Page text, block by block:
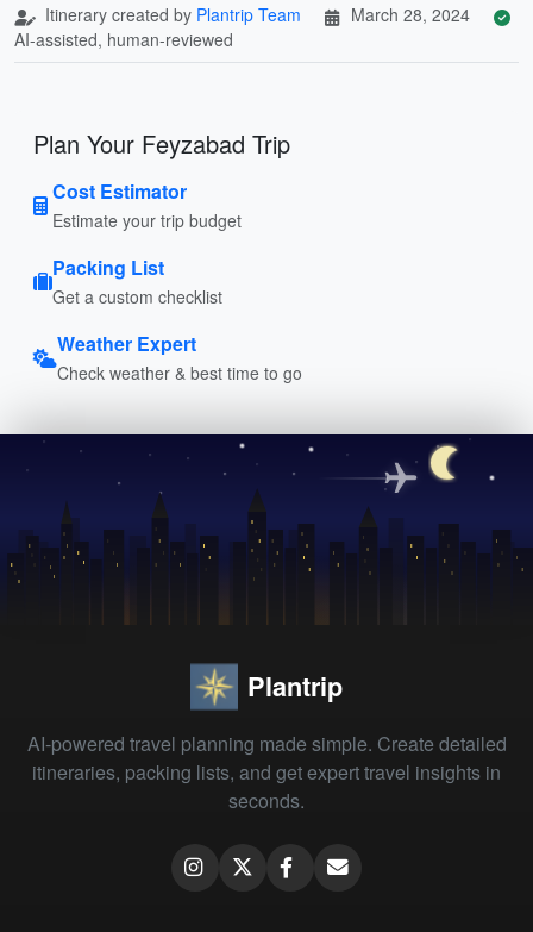
Itinerary created by Plantrip Team
March 28, 2024
AI-assisted, human-reviewed
Plan Your Feyzabad Trip
Cost Estimator
Estimate your trip budget
Packing List
Get a custom checklist
Weather Expert
Check weather & best time to go
Plantrip
AI-powered travel planning made simple. Create detailed
itineraries, packing lists, and get expert travel insights in
seconds.